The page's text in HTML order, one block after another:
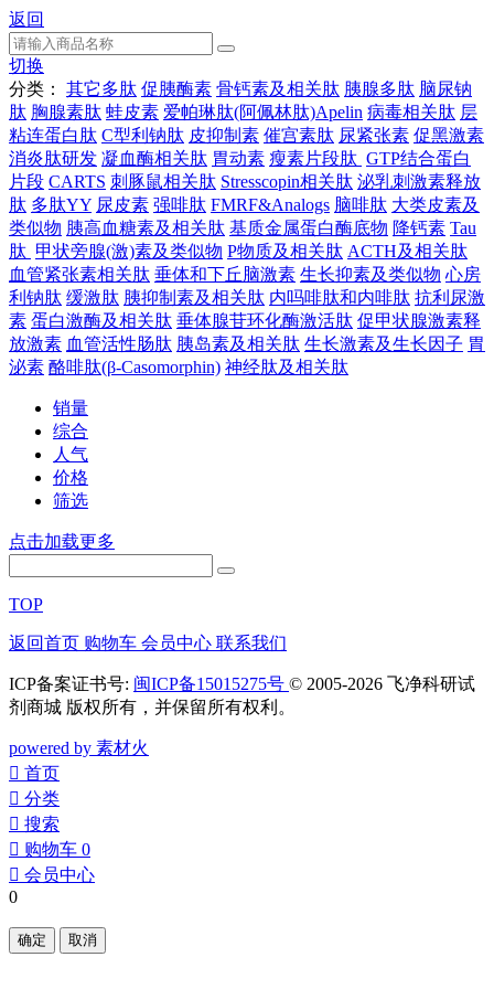
返回
切换
分类：
其它多肽 促胰酶素 骨钙素及相关肽 胰腺多肽 脑尿钠
肽 胸腺素肽 蛙皮素 爱帕琳肽(阿佩林肽)Apelin 病毒相关肽 层
粘连蛋白肽 C型利钠肽 皮抑制素 催宫素肽 尿紧张素 促黑激素
消炎肽研发 凝血酶相关肽 胃动素 瘦素片段肽 GTP结合蛋白
片段 CARTS 刺豚鼠相关肽 Stresscopin相关肽 泌乳刺激素释放
肽 多肽YY 尿皮素 强啡肽 FMRF&Analogs 脑啡肽 大类皮素及
类似物 胰高血糖素及相关肽 基质金属蛋白酶底物 降钙素 Tau
肽 甲状旁腺(激)素及类似物 P物质及相关肽 ACTH及相关肽
血管紧张素相关肽 垂体和下丘脑激素 生长抑素及类似物 心房
利钠肽 缓激肽 胰抑制素及相关肽 内吗啡肽和内啡肽 抗利尿激
素 蛋白激酶及相关肽 垂体腺苷环化酶激活肽 促甲状腺激素释
放激素 血管活性肠肽 胰岛素及相关肽 生长激素及生长因子 胃
泌素 酪啡肽(β-Casomorphin) 神经肽及相关肽
销量
综合
人气
价格
筛选
点击加载更多
TOP
返回首页 购物车 会员中心 联系我们
ICP备案证书号: 闽ICP备15015275号 © 2005-2026 飞净科研试
剂商城 版权所有，并保留所有权利。
powered by 素材火
󰀁 首页
󰀂 分类
󰀃 搜索
󰀄 购物车 0
󰀅 会员中心
0
确定 取消